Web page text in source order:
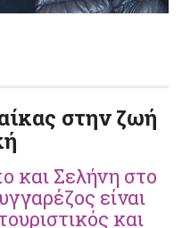
στην ζωή
και Σελήνη στο
είναι
και